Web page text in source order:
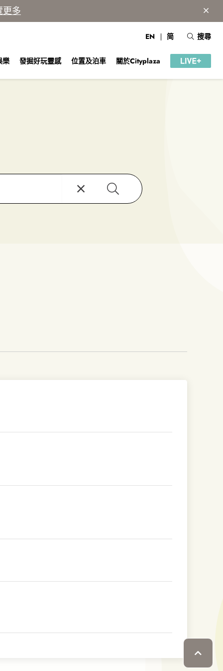
更多
樂 發掘好玩靈感 位置及泊車 關於Cityplaza
EN 简 搜尋